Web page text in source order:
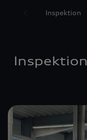
Inspektion
Inspektion